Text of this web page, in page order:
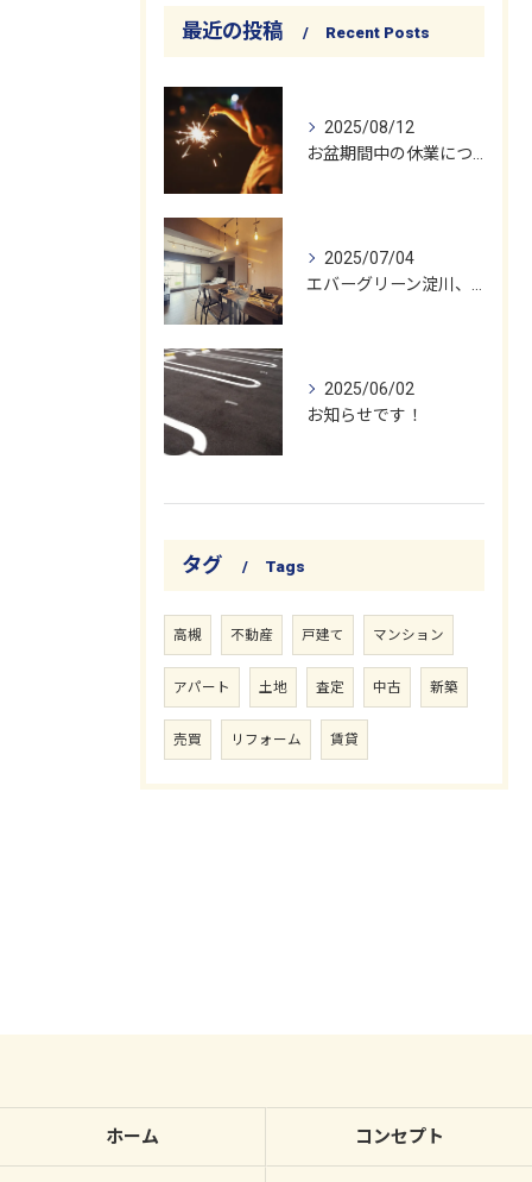
最近の投稿 Recent Posts
2025/08/12
2025/07/04
2025/06/02
お知らせです！
タグ Tags
高槻 不動産 戸建て マンション
アパート 土地 査定 中古 新築
売買 リフォーム 賃貸
ホーム コンセプト